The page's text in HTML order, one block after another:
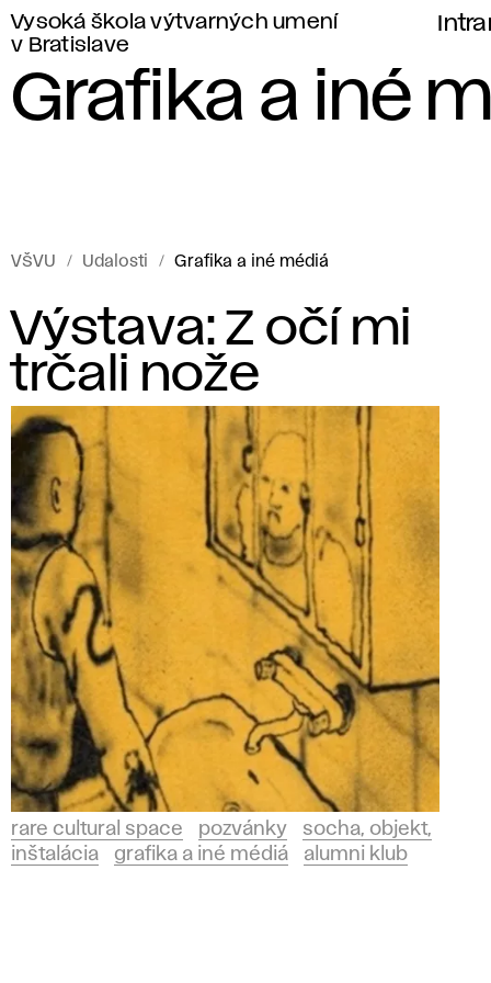
Vysoká škola výtvarných umení
v Bratislave
Grafika a iné
VŠVU Udalosti Grafika a iné médiá
G
r
a
f
i
k
a
a
Udalosti
Vysokej
školy
výtvarných
umení
v Bratislave.
Výstava: Z očí mi
trčali nože
rare cultural space pozvánky
socha, objekt,
inštalácia
grafika a iné médiá alumni klub